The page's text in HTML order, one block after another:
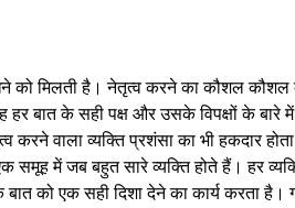
को मिलती है। नेतृत्व करने का कौशल
बात के सही पक्ष और उसके विपक्षों के
वाला व्यक्ति प्रशंसा का भी हकदार होता
में जब बहुत सारे व्यक्ति होते हैं। हर
को एक सही दिशा देने का कार्य करता है।